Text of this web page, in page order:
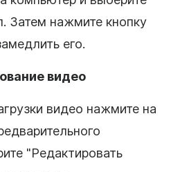
Затем нажмите кнопку
его.
видео
видео нажмите на
"Редактировать